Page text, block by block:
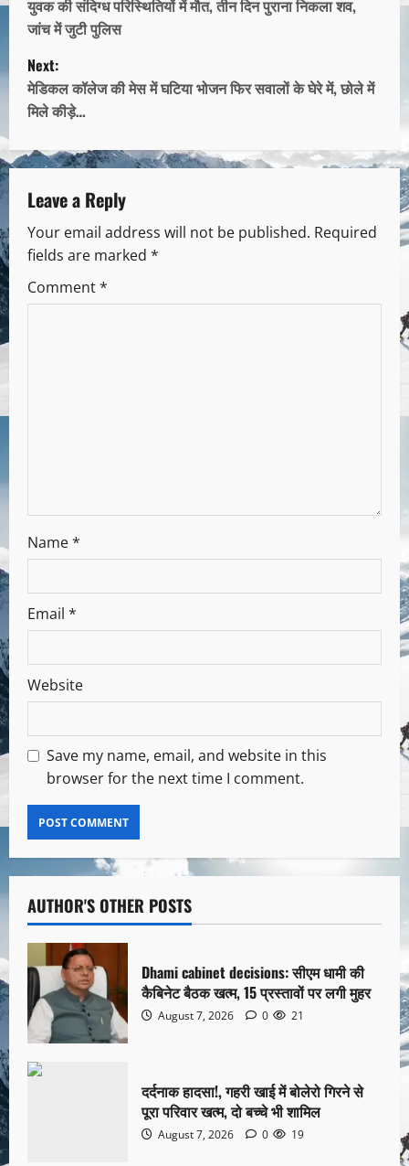
युवक की संदिग्ध परिस्थितियों में मौत, तीन दिन पुराना निकला शव,
जांच में जुटी पुलिस
Next:
मेडिकल कॉलेज की मेस में घटिया भोजन फिर सवालों के घेरे में, छोले में
मिले कीड़े…
Leave a Reply
Your email address will not be published. Required
fields are marked *
Comment*
Name*
Email *
Website
Save my name, email, and website in this
browser for the next time I comment.
AUTHOR'S OTHER POSTS
Dhami cabinet decisions: सीएम धामी की
कैबिनेट बैठक खत्म, 15 प्रस्तावों पर लगी मुहर
August 7, 2026 0 21
दर्दनाक हादसा!, गहरी खाई में बोलेरो गिरने से
पूरा परिवार खत्म, दो बच्चे भी शामिल
August 7, 2026 0 19